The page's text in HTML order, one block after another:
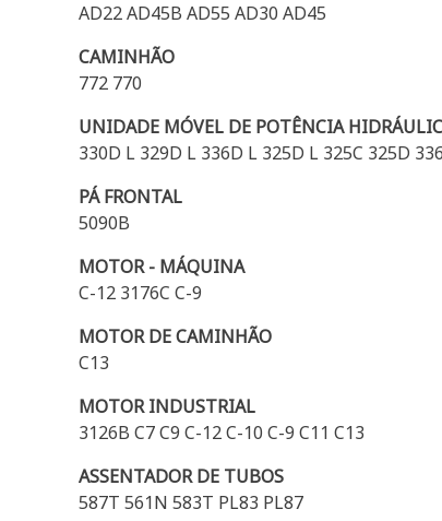
AD22 AD45B AD55 AD30 AD45
CAMINHÃO
772 770
UNIDADE MÓVEL DE POTÊNCIA
330D L 329D L 336D L 325D L 325C 325D
PÁ FRONTAL
5090B
MOTOR - MÁQUINA
C-12 3176C C-9
MOTOR DE CAMINHÃO
C13
MOTOR INDUSTRIAL
3126B C7 C9 C-12 C-10 C-9 C11 C13
ASSENTADOR DE TUBOS
587T 561N 583T PL83 PL87